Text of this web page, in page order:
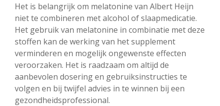
Het is belangrijk om melatonine van Albert Heijn
niet te combineren met alcohol of slaapmedicatie.
Het gebruik van melatonine in combinatie met deze
stoffen kan de werking van het supplement
verminderen en mogelijk ongewenste effecten
veroorzaken. Het is raadzaam om altijd de
aanbevolen dosering en gebruiksinstructies te
volgen en bij twijfel advies in te winnen bij een
gezondheidsprofessional.